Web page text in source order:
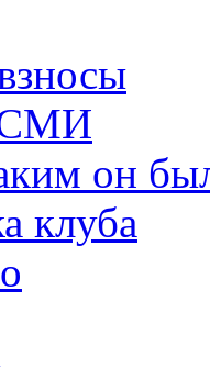
СМИ
он
клуба